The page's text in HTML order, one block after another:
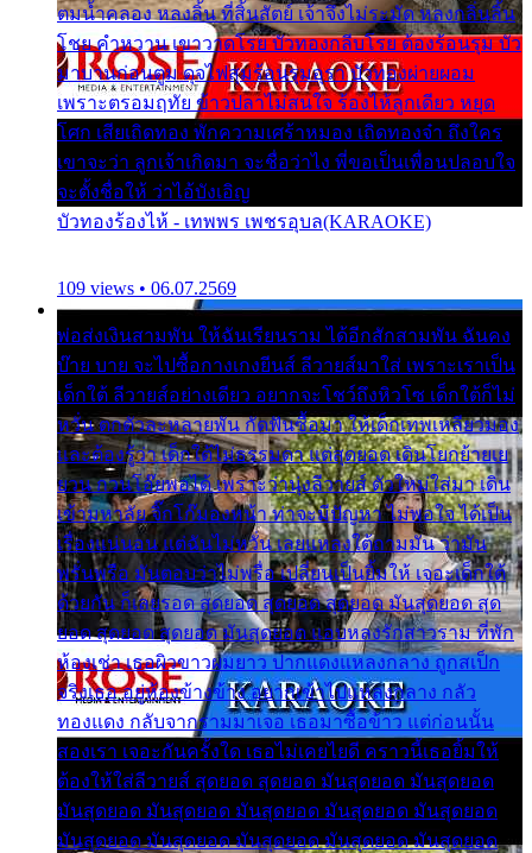
ตมน้ำคลอง หลงลิ้น ที่สิ้นสัตย์ เจ้าจึงไม่ระมัด หลงกลิ่นลิ้น
โชย คำหวาน เขาวาดโรย บัวทองกลีบโรย ต้องร้อนรุม บัว
มาบานก่อนตูม ดุจไฟสุมร้อนรุมอุรา บัวทองผ่ายผอม
เพราะตรอมฤทัย ข้าวปลาไม่สนใจ ร้องไห้ลูกเดียว หยุด
โศก เสียเถิดทอง พักความเศร้าหมอง เถิดทองจ๋า ถึงใคร
เขาจะว่า ลูกเจ้าเกิดมา จะชื่อว่าไง พี่ขอเป็นเพื่อนปลอบใจ
จะตั้งชื่อให้ ว่าไอ้บังเอิญ
บัวทองร้องไห้ - เทพพร เพชรอุบล(KARAOKE)
109 views • 06.07.2569
พ่อส่งเงินสามพัน ให้ฉันเรียนราม ได้อีกสักสามพัน ฉันคง
บ๊าย บาย จะไปซื้อกางเกงยีนส์ ลีวายส์มาใส่ เพราะเราเป็น
เด็กใต้ ลีวายส์อย่างเดียว อยากจะโชว์ถึงหิวโซ เด็กใต้ก็ไม่
หวั่น ตกตัวละหลายพัน กัดฟันซื้อมา ให้เด็กเทพเหลียวมอง
และต้องรู้ว่า เด็กใต้ไม่ธรรมดา แต่สุดยอด เดินโยกย้ายเย
ยวน กวนโอ๊ยพอได้ เพราะว่านุ่งลีวายส์ ตัวใหม่ใส่มา เดิน
เข้ามหาลัย จิ๊กโก๊มองหน้า ท่าจะมีปัญหา ไม่พอใจ ได้เป็น
เรื่องแน่นอน แต่ฉันไม่หวั่น เลยแหลงใต้ถามมัน ว่ามัน
พรั่นพรือ มันตอบว่าไม่พรื่อ เปลี่ยนเป็นยิ้มให้ เจอะเด็กใต้
ด้วยกัน ก็เลยรอด สุดยอด สุดยอด สุดยอด มันสุดยอด สุด
ยอด สุดยอด สุดยอด มันสุดยอด แอบหลงรักสาวราม ที่พัก
ห้องเช่า เธอผิวขาวผมยาว ปากแดงแหลงกลาง ถูกสเป็ก
จริงเธอ อยู่ห้องข้างข้าง อยากเข้าไปแหลงกลาง กลัว
ทองแดง กลับจากรามมาเจอ เธอมาซื้อข้าว แต่ก่อนนั้น
สองเรา เจอะกันครั้งใด เธอไม่เคยไยดี คราวนี้เธอยิ้มให้
ต้องให้ใส่ลีวายส์ สุดยอด สุดยอด มันสุดยอด มันสุดยอด
มันสุดยอด มันสุดยอด มันสุดยอด มันสุดยอด มันสุดยอด
มันสุดยอด มันสุดยอด มันสุดยอด มันสุดยอด มันสุดยอด